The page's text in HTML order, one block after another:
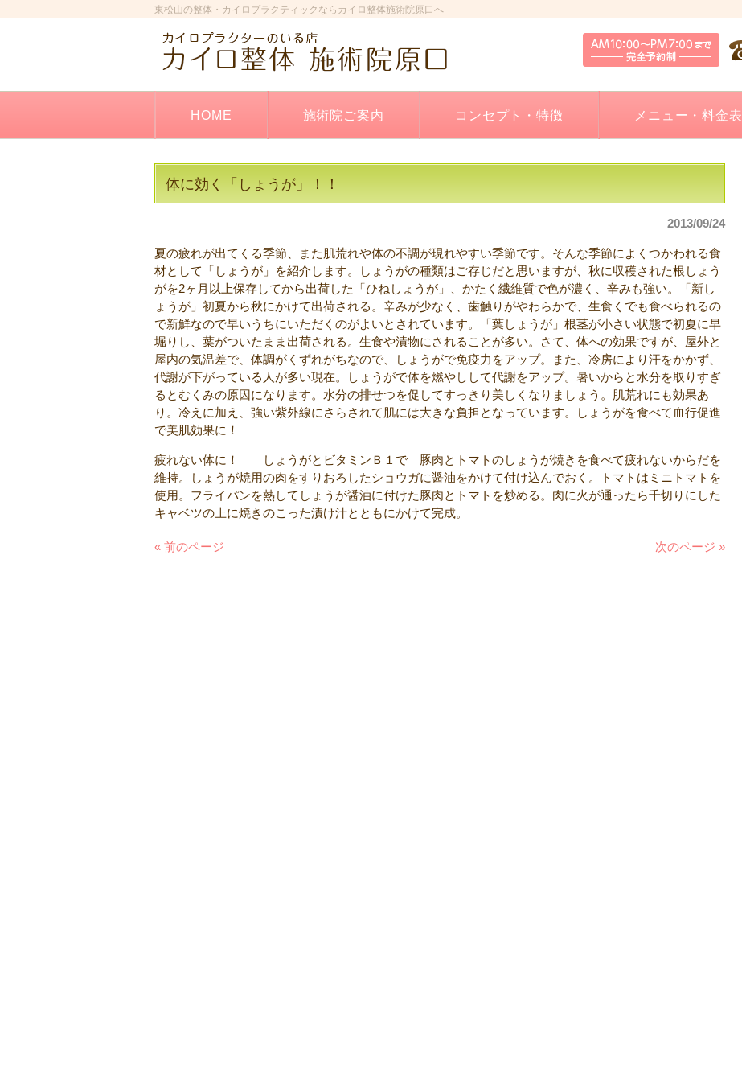
東松山の整体・カイロプラクティックならカイロ整体施術院原口へ
HOME 施術院ご案内 コンセプト・特徴 メニュー・料金表
体に効く「しょうが」！！
2013/09/24
夏の疲れが出てくる季節、また肌荒れや体の不調が現れやすい季節です。そんな季節によくつかわれる食
材として「しょうが」を紹介します。しょうがの種類はご存じだと思いますが、秋に収穫された根しょう
がを2ヶ月以上保存してから出荷した「ひねしょうが」、かたく繊維質で色が濃く、辛みも強い。「新し
ょうが」初夏から秋にかけて出荷される。辛みが少なく、歯触りがやわらかで、生食くでも食べられるの
で新鮮なので早いうちにいただくのがよいとされています。「葉しょうが」根茎が小さい状態で初夏に早
堀りし、葉がついたまま出荷される。生食や漬物にされることが多い。さて、体への効果ですが、屋外と
屋内の気温差で、体調がくずれがちなので、しょうがで免疫力をアップ。また、冷房により汗をかかず、
代謝が下がっている人が多い現在。しょうがで体を燃やしして代謝をアップ。暑いからと水分を取りすぎ
るとむくみの原因になります。水分の排せつを促してすっきり美しくなりましょう。肌荒れにも効果あ
り。冷えに加え、強い紫外線にさらされて肌には大きな負担となっています。しょうがを食べて血行促進
で美肌効果に！
疲れない体に！ しょうがとビタミンＢ１で 豚肉とトマトのしょうが焼きを食べて疲れないからだを
維持。しょうが焼用の肉をすりおろしたショウガに醤油をかけて付け込んでおく。トマトはミニトマトを
使用。フライパンを熱してしょうが醤油に付けた豚肉とトマトを炒める。肉に火が通ったら千切りにした
キャベツの上に焼きのこった漬け汁とともにかけて完成。
« 前のページ 次のページ »